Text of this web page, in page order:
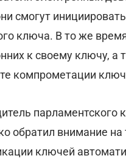
смогут
ключа. В то же
к своему ключу, а
компрометации
парламентского
обратил внимание
ключей